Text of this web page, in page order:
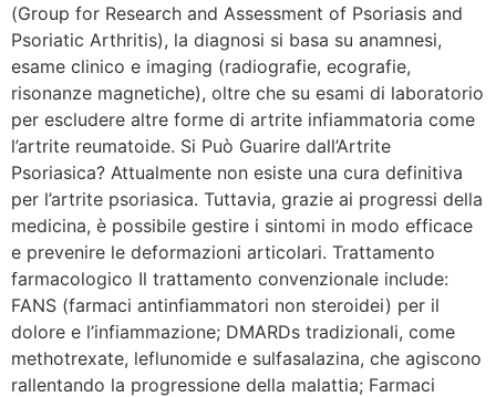
(Group for Research and Assessment of Psoriasis and
Psoriatic Arthritis), la diagnosi si basa su anamnesi,
esame clinico e imaging (radiografie, ecografie,
risonanze magnetiche), oltre che su esami di laboratorio
per escludere altre forme di artrite infiammatoria come
l’artrite reumatoide. Si Può Guarire dall’Artrite
Psoriasica? Attualmente non esiste una cura definitiva
per l’artrite psoriasica. Tuttavia, grazie ai progressi della
medicina, è possibile gestire i sintomi in modo efficace
e prevenire le deformazioni articolari. Trattamento
farmacologico Il trattamento convenzionale include:
FANS (farmaci antinfiammatori non steroidei) per il
dolore e l’infiammazione; DMARDs tradizionali, come
methotrexate, leflunomide e sulfasalazina, che agiscono
rallentando la progressione della malattia; Farmaci